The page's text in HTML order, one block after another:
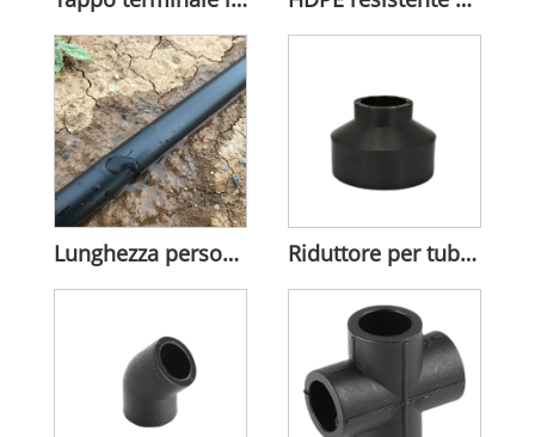
Lunghezza personalizzata del nastro per irrigazione a goccia incorporato in HDPE Riduttore per tubi in HDPE resistente alla corrosione